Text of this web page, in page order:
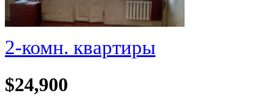
2-комн. квартиры
$24,900